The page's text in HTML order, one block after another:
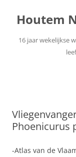
de
inhoud
Houtem
16 jaar wekelijkse
Phoenicurus
-Atlas van de